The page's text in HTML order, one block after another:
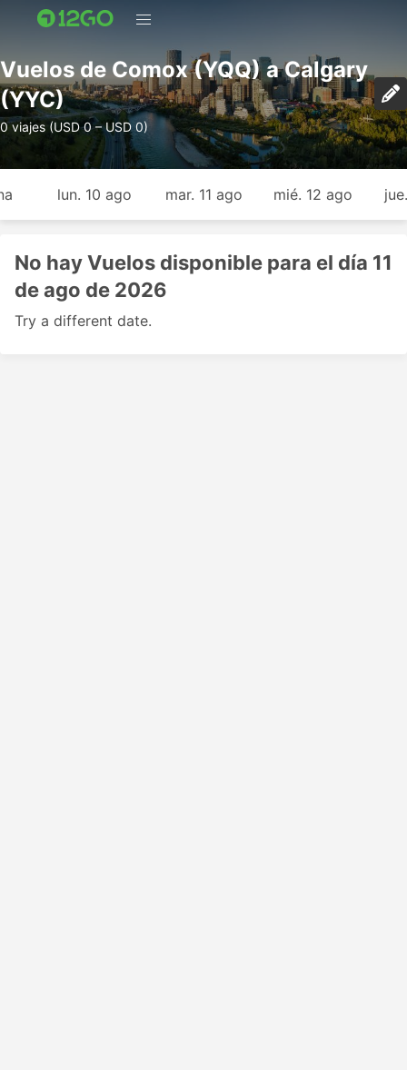
Vuelos de Comox (YQQ) a Calgary
(YYC)
0 viajes (USD 0 – USD 0)
lun. 10 ago mar. 11 ago mié. 12 ago
No hay Vuelos disponible para el día 11
de ago de 2026
Try a different date.